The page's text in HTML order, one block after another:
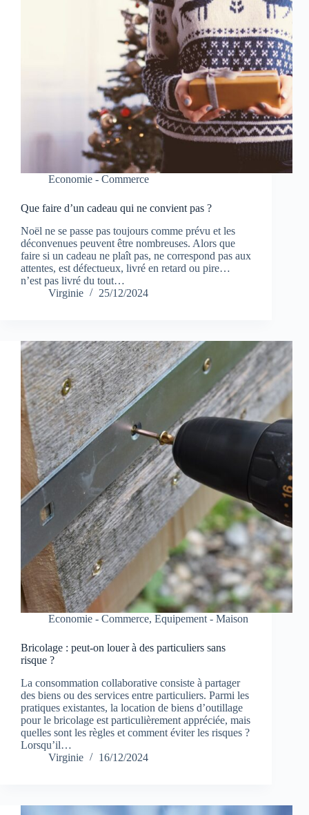
Economie - Commerce
Que faire d’un cadeau qui ne convient pas ?
Noël ne se passe pas toujours comme prévu et les
déconvenues peuvent être nombreuses. Alors que
faire si un cadeau ne plaît pas, ne correspond pas aux
attentes, est défectueux, livré en retard ou pire…
n’est pas livré du tout…
Virginie
25/12/2024
Economie - Commerce, Equipement - Maison
Bricolage : peut-on louer à des particuliers sans
risque ?
La consommation collaborative consiste à partager
des biens ou des services entre particuliers. Parmi les
pratiques existantes, la location de biens d’outillage
pour le bricolage est particulièrement appréciée, mais
quelles sont les règles et comment éviter les risques ?
Lorsqu’il…
Virginie
16/12/2024